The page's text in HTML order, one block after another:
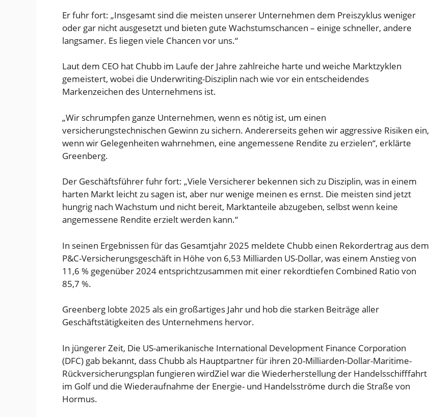
Er fuhr fort: „Insgesamt sind die meisten unserer Unternehmen dem Preiszyklus weniger
oder gar nicht ausgesetzt und bieten gute Wachstumschancen – einige schneller, andere
langsamer. Es liegen viele Chancen vor uns.“
Laut dem CEO hat Chubb im Laufe der Jahre zahlreiche harte und weiche Marktzyklen
gemeistert, wobei die Underwriting-Disziplin nach wie vor ein entscheidendes
Markenzeichen des Unternehmens ist.
„Wir schrumpfen ganze Unternehmen, wenn es nötig ist, um einen
versicherungstechnischen Gewinn zu sichern. Andererseits gehen wir aggressive Risiken ein,
wenn wir Gelegenheiten wahrnehmen, eine angemessene Rendite zu erzielen“, erklärte
Greenberg.
Der Geschäftsführer fuhr fort: „Viele Versicherer bekennen sich zu Disziplin, was in einem
harten Markt leicht zu sagen ist, aber nur wenige meinen es ernst. Die meisten sind jetzt
hungrig nach Wachstum und nicht bereit, Marktanteile abzugeben, selbst wenn keine
angemessene Rendite erzielt werden kann.“
In seinen Ergebnissen für das Gesamtjahr 2025 meldete Chubb einen Rekordertrag aus dem
P&C-Versicherungsgeschäft in Höhe von 6,53 Milliarden US-Dollar, was einem Anstieg von
11,6 % gegenüber 2024 entsprichtzusammen mit einer rekordtiefen Combined Ratio von
85,7 %.
Greenberg lobte 2025 als ein großartiges Jahr und hob die starken Beiträge aller
Geschäftstätigkeiten des Unternehmens hervor.
In jüngerer Zeit, Die US-amerikanische International Development Finance Corporation
(DFC) gab bekannt, dass Chubb als Hauptpartner für ihren 20-Milliarden-Dollar-Maritime-
Rückversicherungsplan fungieren wirdZiel war die Wiederherstellung der Handelsschifffahrt
im Golf und die Wiederaufnahme der Energie- und Handelsströme durch die Straße von
Hormus.